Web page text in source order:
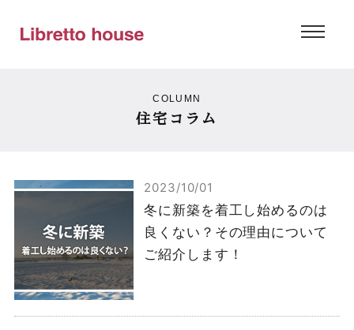
COLUMN
住宅コラム
2023/10/01
冬に新築を着工し始めるのは
良くない？その理由について
ご紹介します！